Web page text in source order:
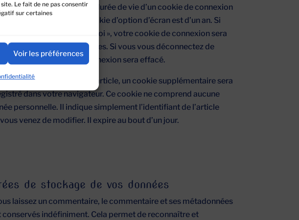
Le fait de ne pas consentir
sur certaines
Voir les préférences
préférences d’écran. La durée de vie d’un cookie de connexion
deux jours, celle d’un cookie d’option d’écran est d’un an. Si
cochez « Se souvenir de moi », votre cookie de connexion sera
pendant deux semaines. Si vous vous déconnectez de
compte, le cookie de connexion sera effacé.
ou en publiant un article, un cookie supplémentaire sera
dans votre navigateur. Ce cookie ne comprend aucune
personnelle. Il indique simplement l’identifiant de l’article
venez de modifier. Il expire au bout d’un jour.
de stockage de vos données
laissez un commentaire, le commentaire et ses métadonnées
conservés indéfiniment. Cela permet de reconnaître et